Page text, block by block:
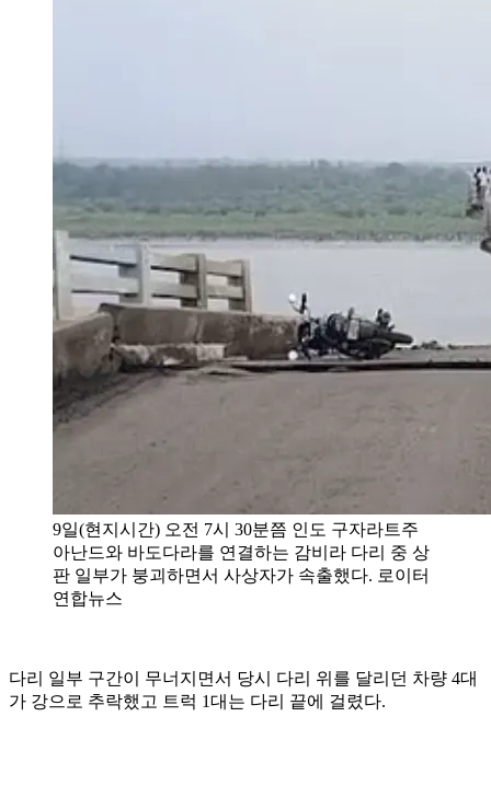
9일(현지시간) 오전 7시 30분쯤 인도 구자라트주
아난드와 바도다라를 연결하는 감비라 다리 중 상
판 일부가 붕괴하면서 사상자가 속출했다. 로이터
연합뉴스
다리 일부 구간이 무너지면서 당시 다리 위를 달리던 차량 4대
가 강으로 추락했고 트럭 1대는 다리 끝에 걸렸다.